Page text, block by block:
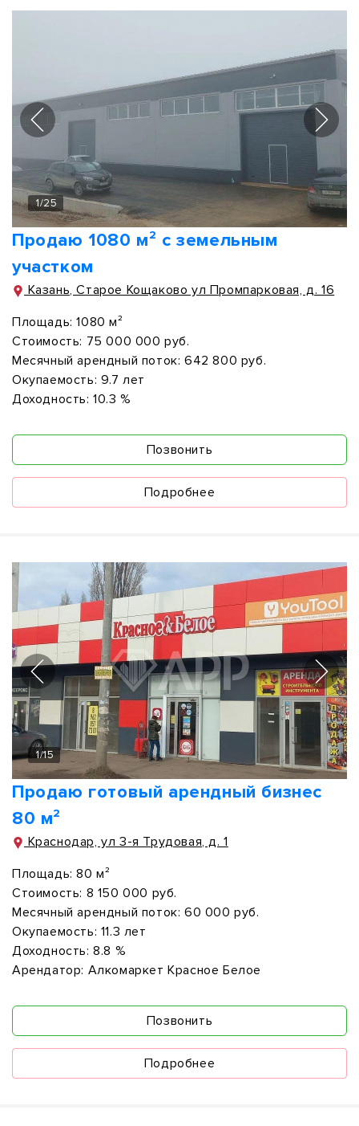
1/25
Продаю 1080 м² с земельным
участком
Казань, Старое Кощаково ул Промпарковая, д. 16
Площадь: 1080 м²
Стоимость: 75 000 000 руб.
Месячный арендный поток: 642 800 руб.
Окупаемость: 9.7 лет
Доходность: 10.3 %
Позвонить
Подробнее
1/15
Продаю готовый арендный бизнес
80 м²
Краснодар, ул 3-я Трудовая, д. 1
Площадь: 80 м²
Стоимость: 8 150 000 руб.
Месячный арендный поток: 60 000 руб.
Окупаемость: 11.3 лет
Доходность: 8.8 %
Арендатор: Алкомаркет Красное Белое
Позвонить
Подробнее